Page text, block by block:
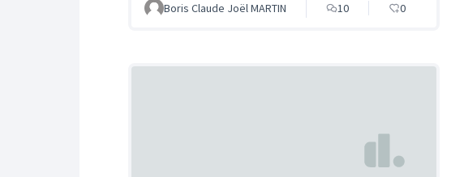
Boris Claude Joël MARTIN
10 0